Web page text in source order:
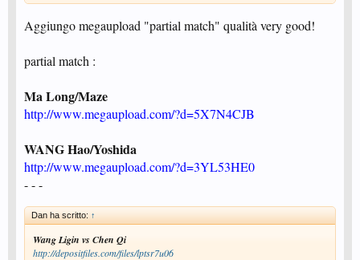
Aggiungo megaupload "partial match" qualità very good!
partial match :
Ma Long/Maze
http://www.megaupload.com/?d=5X7N4CJB
WANG Hao/Yoshida
http://www.megaupload.com/?d=3YL53HE0
- - -
Dan ha scritto: ↑
Wang Ligin vs Chen Qi
http://depositfiles.com/files/lptsr7u06